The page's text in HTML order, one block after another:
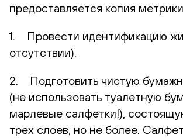
предоставляется копия
1. Провести идентификацию
отсутствии).
2. Подготовить чистую
(не использовать туалетную
марлевые салфетки!),
трех слоев, но не более.